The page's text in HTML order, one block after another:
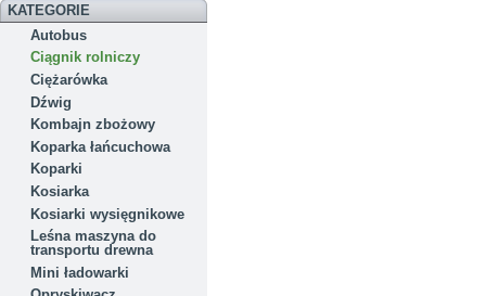
KATEGORIE
Autobus
Ciągnik rolniczy
Ciężarówka
Dźwig
Kombajn zbożowy
Koparka łańcuchowa
Koparki
Kosiarka
Kosiarki wysięgnikowe
Leśna maszyna do
transportu drewna
Mini ładowarki